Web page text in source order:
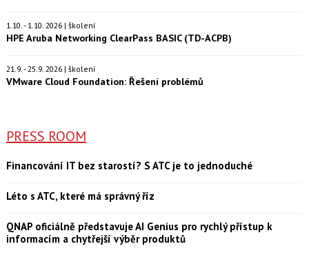
1.10. - 1.10. 2026 | školení
HPE Aruba Networking ClearPass BASIC (TD-ACPB)
21.9. - 25.9. 2026 | školení
VMware Cloud Foundation: Řešení problémů
PRESS ROOM
Financování IT bez starostí? S ATC je to jednoduché
Léto s ATC, které má správný říz
QNAP oficiálně představuje AI Genius pro rychlý přístup k
informacím a chytřejší výběr produktů